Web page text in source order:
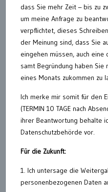
dass Sie mehr Zeit – bis zu
um meine Anfrage zu
verpflichtet, dieses
der Meinung sind, dass Sie
eingehen müssen, auch
samt Begründung haben Sie
eines Monats zukommen zu
Ich merke mir somit für den
(TERMIN 10 TAGE nach
ihrer Beantwortung behalte
Datenschutzbehörde vor.
Für die Zukunft:
1. Ich untersage die
personenbezogenen Daten